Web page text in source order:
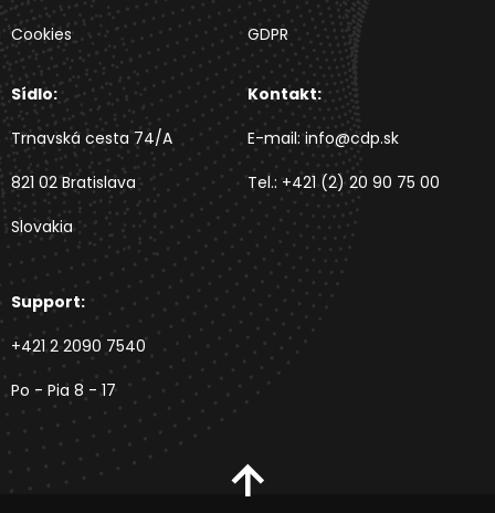
Cookies
GDPR
Sídlo:
Trnavská cesta 74/A
821 02 Bratislava
Slovakia
Kontakt:
E-mail: info@cdp.sk
Tel.: +421 (2) 20 90 75 00
Support:
+421 2 2090 7540
Po - Pia 8 - 17